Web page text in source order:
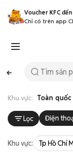
Voucher KFC
Chỉ có trên app
Khu vực: Toàn quốc
Lọc Điện
Khu vực: Tp Hồ Chí